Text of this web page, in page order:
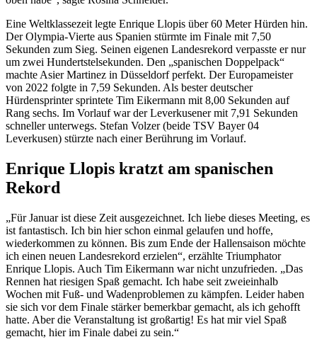
Eine Weltklassezeit legte Enrique Llopis über 60 Meter Hürden hin.
Der Olympia-Vierte aus Spanien stürmte im Finale mit 7,50
Sekunden zum Sieg. Seinen eigenen Landesrekord verpasste er nur
um zwei Hundertstelsekunden. Den „spanischen Doppelpack“
machte Asier Martinez in Düsseldorf perfekt. Der Europameister
von 2022 folgte in 7,59 Sekunden. Als bester deutscher
Hürdensprinter sprintete Tim Eikermann mit 8,00 Sekunden auf
Rang sechs. Im Vorlauf war der Leverkusener mit 7,91 Sekunden
schneller unterwegs. Stefan Volzer (beide TSV Bayer 04
Leverkusen) stürzte nach einer Berührung im Vorlauf.
Enrique Llopis kratzt am spanischen
Rekord
„Für Januar ist diese Zeit ausgezeichnet. Ich liebe dieses Meeting, es
ist fantastisch. Ich bin hier schon einmal gelaufen und hoffe,
wiederkommen zu können. Bis zum Ende der Hallensaison möchte
ich einen neuen Landesrekord erzielen“, erzählte Triumphator
Enrique Llopis. Auch Tim Eikermann war nicht unzufrieden. „Das
Rennen hat riesigen Spaß gemacht. Ich habe seit zweieinhalb
Wochen mit Fuß- und Wadenproblemen zu kämpfen. Leider haben
sie sich vor dem Finale stärker bemerkbar gemacht, als ich gehofft
hatte. Aber die Veranstaltung ist großartig! Es hat mir viel Spaß
gemacht, hier im Finale dabei zu sein.“